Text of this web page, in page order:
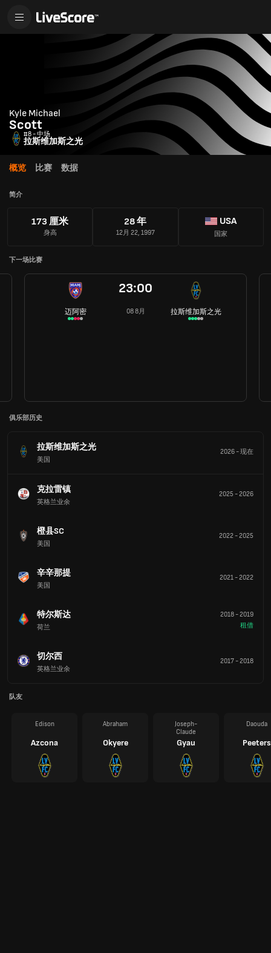
Kyle Michael
Scott
#8 - 中场
拉斯维加斯之光
概览 比赛 数据
简介
173 厘米
身高
28 年
12月 22, 1997
USA
国家
下一场比赛
迈阿密
23:00
08 8月 拉斯维加斯之光
俱乐部历史
拉斯维加斯之光
美国
2026-现在
克拉雷镇
英格兰业余
2025 -2026
橙县SC
美国
2022-2025
辛辛那提
美国
2021-2022
特尔斯达
荷兰
2018-2019
租借
切尔西
英格兰业余
2017-2018
队友
Edison
Azcona
Abraham
Okyere
Joseph-
Claude
Gyau
Daouda
Peeters